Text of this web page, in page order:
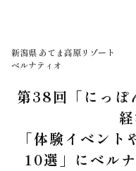
新潟県 あてま高原リゾート
ベルナティオ
第38回「にっぽ
「体験イベン
10選」にベル